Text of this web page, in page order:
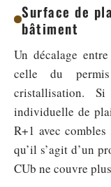
Surface de
bâtiment
Un décalage
celle du
cristallisation.
individuelle de
R+1 avec
qu’il s’agit d’un
CUb ne couvre